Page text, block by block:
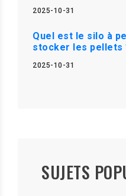
2025-10-31
Quel est le silo à
stocker les pellets
2025-10-31
SUJETS